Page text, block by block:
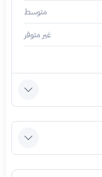
متوسط
غير متوفر